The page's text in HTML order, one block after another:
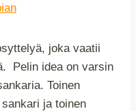
joka vaatii
Pelin idea on varsin
Toinen
ja toinen